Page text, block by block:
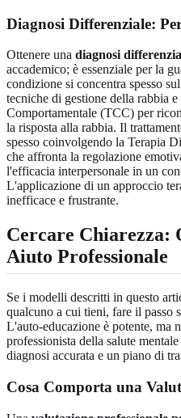
Diagnosi Differenziale:
Ottenere una diagnosi
accademico; è essenziale per la
condizione si concentra spesso
tecniche di gestione della rabbia
Comportamentale (TCC) per
la risposta alla rabbia. Il
spesso coinvolgendo la Terapia
che affronta la regolazione
l'efficacia interpersonale in un
L'applicazione di un approccio
inefficace e frustrante.
Cercare Chiarezza:
Aiuto Professionale
Se i modelli descritti in questo
qualcuno a cui tieni, fare il passo
L'auto-educazione è potente, ma
professionista della salute
diagnosi accurata e un piano di
Cosa Comporta una